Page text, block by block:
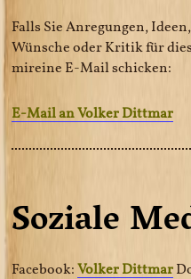
Falls Sie Anregungen,
Wünsche oder Kritik für
mireine E-Mail schicken:
E-Mail an Volker Dittmar
Soziale
Facebook:Volker Dittmar